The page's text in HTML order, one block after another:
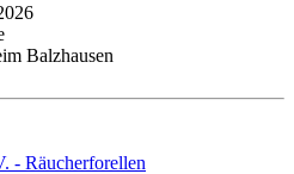
Balzhausen
- Räucherforellen